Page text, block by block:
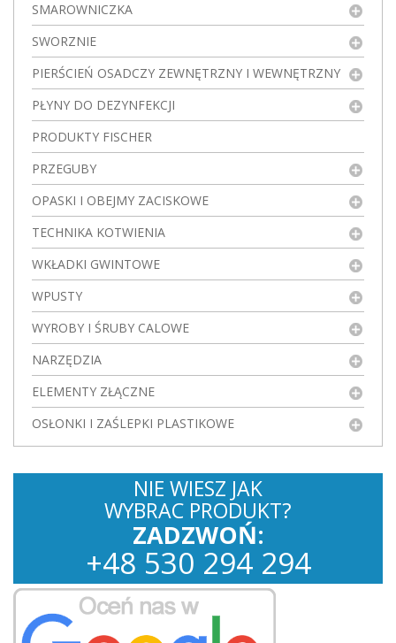
SMAROWNICZKA
SWORZNIE
PIERŚCIEŃ OSADCZY ZEWNĘTRZNY I WEWNĘTRZNY
PŁYNY DO DEZYNFEKCJI
PRODUKTY FISCHER
PRZEGUBY
OPASKI I OBEJMY ZACISKOWE
TECHNIKA KOTWIENIA
WKŁADKI GWINTOWE
WPUSTY
WYROBY I ŚRUBY CALOWE
NARZĘDZIA
ELEMENTY ZŁĄCZNE
OSŁONKI I ZAŚLEPKI PLASTIKOWE
NIE WIESZ JAK
WYBRAC PRODUKT?
ZADZWOŃ:
+48 530 294 294